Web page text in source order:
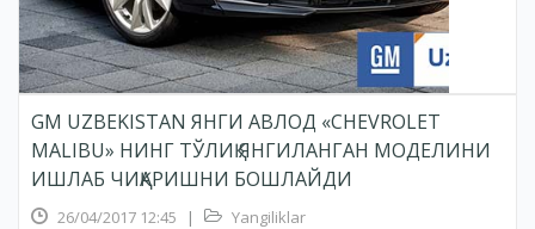
GM UZBEKISTAN ЯНГИ АВЛОД «CHEVROLET
MALIBU» НИНГ ТЎЛИҚ ЯНГИЛАНГАН МОДЕЛИНИ
ИШЛАБ ЧИҚАРИШНИ БОШЛАЙДИ
26/04/2017 12:45 |
Yangiliklar